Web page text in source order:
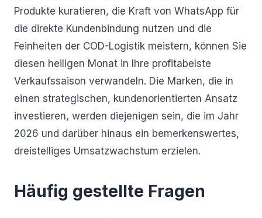
Produkte kuratieren, die Kraft von WhatsApp für
die direkte Kundenbindung nutzen und die
Feinheiten der COD-Logistik meistern, können Sie
diesen heiligen Monat in Ihre profitabelste
Verkaufssaison verwandeln. Die Marken, die in
einen strategischen, kundenorientierten Ansatz
investieren, werden diejenigen sein, die im Jahr
2026 und darüber hinaus ein bemerkenswertes,
dreistelliges Umsatzwachstum erzielen.
Häufig gestellte Fragen